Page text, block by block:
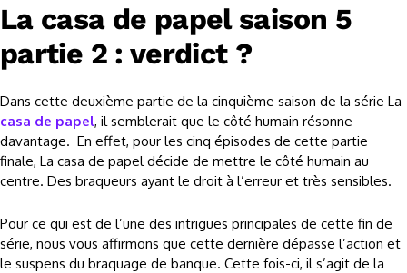
La casa de papel saison 5
partie 2 : verdict ?
Dans cette deuxième partie de la cinquième saison de la série La
casa de papel, il semblerait que le côté humain résonne
davantage. En effet, pour les cinq épisodes de cette partie
finale, La casa de papel décide de mettre le côté humain au
centre. Des braqueurs ayant le droit à l’erreur et très sensibles.
Pour ce qui est de l’une des intrigues principales de cette fin de
série, nous vous affirmons que cette dernière dépasse l’action et
le suspens du braquage de banque. Cette fois-ci, il s’agit de la